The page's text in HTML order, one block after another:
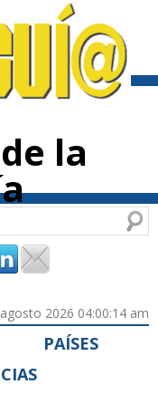
la
2026 04:00:14 am
PAÍSES